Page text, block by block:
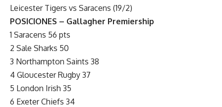
Leicester Tigers vs Saracens (19/2)
POSICIONES – Gallagher Premiership
1 Saracens 56 pts
2 Sale Sharks 50
3 Northampton Saints 38
4 Gloucester Rugby 37
5 London Irish 35
6 Exeter Chiefs 34